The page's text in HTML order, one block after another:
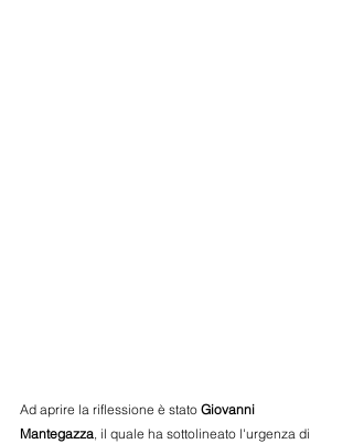
Ad aprire la riflessione è stato Giovanni
Mantegazza , il quale ha sottolineato l'urgenza di